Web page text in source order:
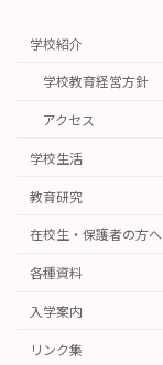
学校紹介
学校教育経営方針
アクセス
学校生活
教育研究
在校生・保護者の方へ
各種資料
入学案内
リンク集